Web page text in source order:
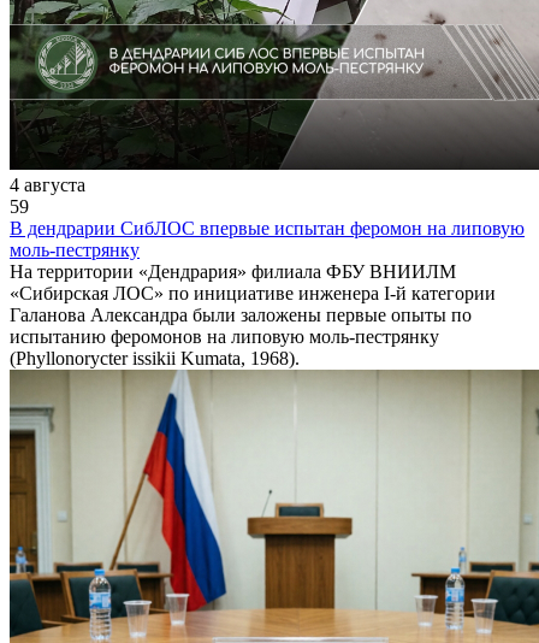
4 августа
59
В дендрарии СибЛОС впервые испытан феромон на липовую
моль-пестрянку
На территории «Дендрария» филиала ФБУ ВНИИЛМ
«Сибирская ЛОС» по инициативе инженера I-й категории
Галанова Александра были заложены первые опыты по
испытанию феромонов на липовую моль-пестрянку
(Phyllonorycter issikii Kumata, 1968).